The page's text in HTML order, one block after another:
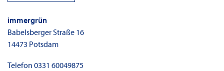
immergrün
Babelsberger Straße 16
14473 Potsdam
Telefon 0331 60049875